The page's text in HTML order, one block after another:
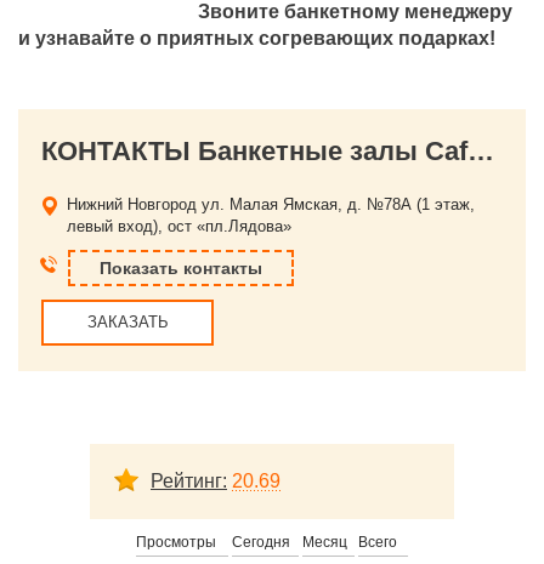
Звоните банкетному менеджеру
и узнавайте о приятных согревающих подарках!
КОНТАКТЫ Банкетные залы Сafe Daily (кафе Дэйли)
Нижний Новгород ул. Малая Ямская, д. №78А (1 этаж,
левый вход), ост «пл.Лядова»
Показать контакты
ЗАКАЗАТЬ
Рейтинг: 20.69
Просмотры Сегодня Месяц
Всего